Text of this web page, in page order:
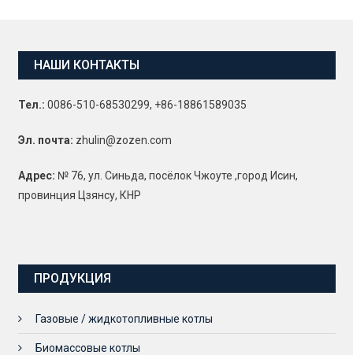
НАШИ КОНТАКТЫ
Тел.: 0086-510-68530299, +86-18861589035
Эл. почта: zhulin@zozen.com
Адрес: № 76, ул. Синьда, посёлок Чжоуте ,город Исин,
провинция Цзянсу, КНР
ПРОДУКЦИЯ
Газовые / жидкотопливные котлы
Биомассовые котлы